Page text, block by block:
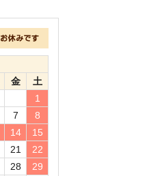
金
土
1
7
8
14
15
21
22
28
29